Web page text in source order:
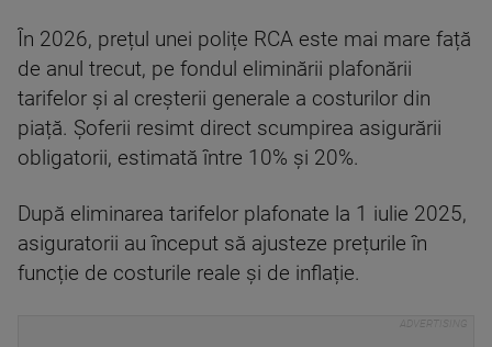
În 2026, prețul unei polițe RCA este mai mare față
de anul trecut, pe fondul eliminării plafonării
tarifelor și al creșterii generale a costurilor din
piață. Șoferii resimt direct scumpirea asigurării
obligatorii, estimată între 10% și 20%.
După eliminarea tarifelor plafonate la 1 iulie 2025,
asiguratorii au început să ajusteze prețurile în
funcție de costurile reale și de inflație.